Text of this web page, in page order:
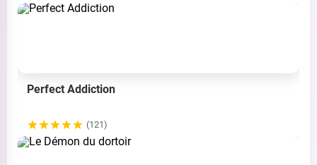
Perfect Addiction
(121)